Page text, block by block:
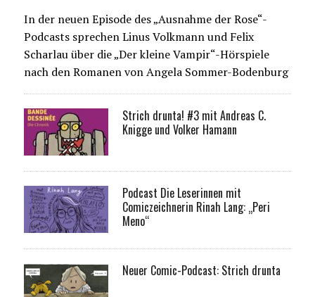
In der neuen Episode des „Ausnahme der Rose“-
Podcasts sprechen Linus Volkmann und Felix
Scharlau über die „Der kleine Vampir“-Hörspiele
nach den Romanen von Angela Sommer-Bodenburg
Strich drunta! #3 mit Andreas C.
Knigge und Volker Hamann
Podcast Die Leserinnen mit
Comiczeichnerin Rinah Lang: „Peri
Meno“
Neuer Comic-Podcast: Strich drunta